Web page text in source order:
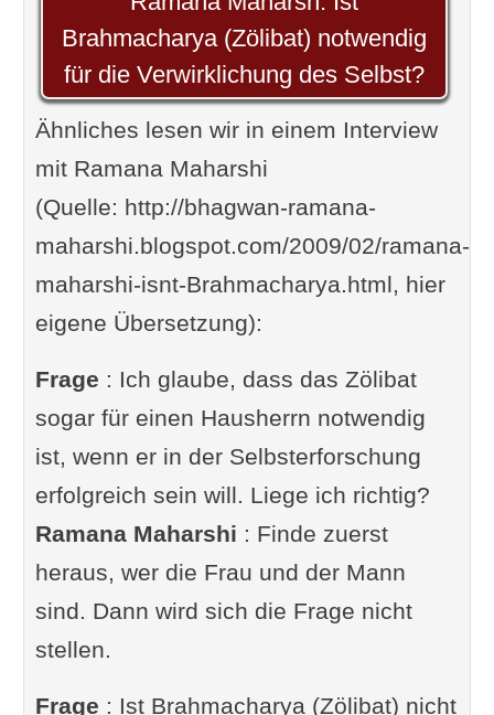
Brahmacharya (Zölibat) notwendig
für die Verwirklichung des Selbst?
Ähnliches lesen wir in einem Interview
mit Ramana Maharshi
(Quelle: http://bhagwan-ramana-
maharshi.blogspot.com/2009/02/ramana-
maharshi-isnt-Brahmacharya.html, hier
eigene Übersetzung):
Frage : Ich glaube, dass das Zölibat
sogar für einen Hausherrn notwendig
ist, wenn er in der Selbsterforschung
erfolgreich sein will. Liege ich richtig?
Ramana Maharshi : Finde zuerst
heraus, wer die Frau und der Mann
sind. Dann wird sich die Frage nicht
stellen.
Frage : Ist Brahmacharya (Zölibat) nicht